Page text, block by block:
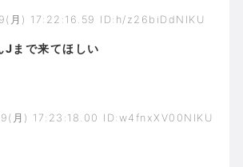
月) 17:22:16.59 ID:h/z26biDdNIKU
Jまで来てほしい
月) 17:23:18.00 ID:w4fnxXV00NIKU